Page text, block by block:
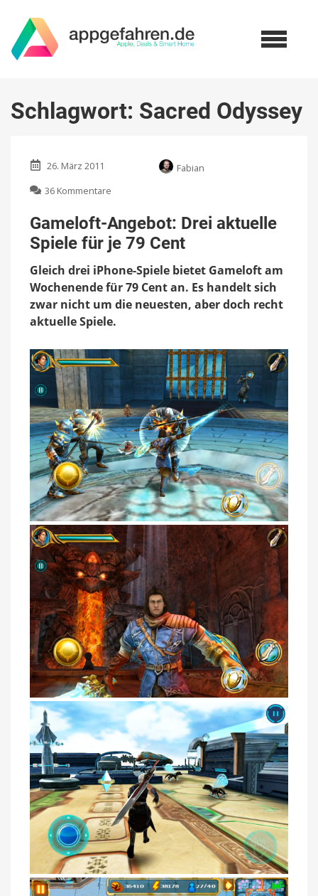
Schlagwort: Sacred Odyssey
26. März 2011
Fabian
36 Kommentare
Angebot:
Drei
aktuelle
für
je
79
Cent
Gameloft-Angebot: Drei aktuelle
Spiele für je 79 Cent
Gleich drei iPhone-Spiele bietet Gameloft am
Wochenende für 79 Cent an. Es handelt sich
zwar nicht um die neuesten, aber doch recht
aktuelle Spiele.